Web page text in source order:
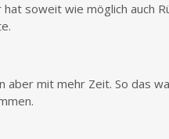
soweit wie möglich auch
mit mehr Zeit. So das